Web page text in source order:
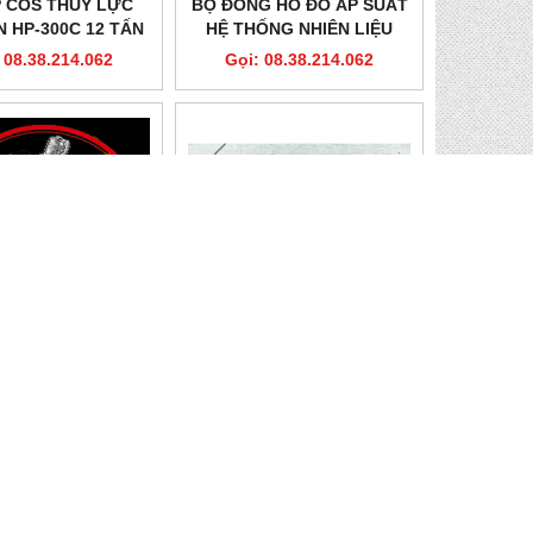
COS THỦY LỰC
HP-300C 12 TẤN
KHUÔN
BỘ ĐỒNG HỒ ĐO ÁP SUẤT
HỆ THỐNG NHIÊN LIỆU
ĐỘNG CƠ BƠM XĂNG 42
Gọi: 08.38.214.062